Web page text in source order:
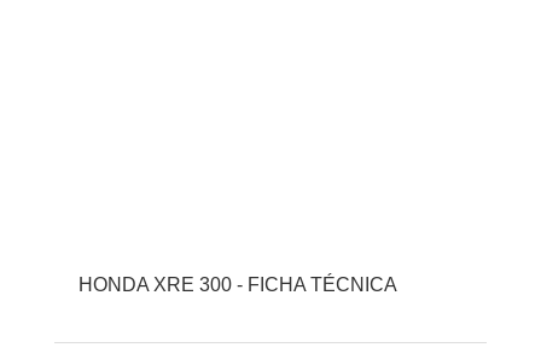
HONDA XRE 300 - FICHA TÉCNICA